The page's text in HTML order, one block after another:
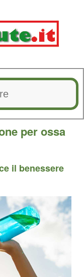
per ossa
il benessere